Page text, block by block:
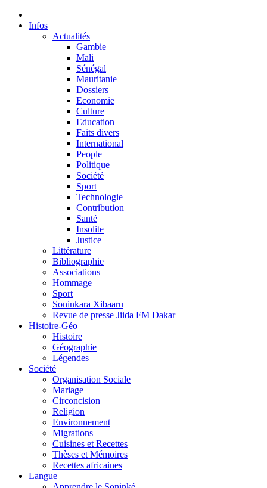
Infos
Actualités
Gambie
Mali
Sénégal
Mauritanie
Dossiers
Economie
Culture
Education
Faits divers
International
People
Politique
Société
Sport
Technologie
Contribution
Santé
Insolite
Justice
Littérature
Bibliographie
Associations
Hommage
Sport
Soninkara Xibaaru
Revue de presse Jiida FM Dakar
Histoire-Géo
Histoire
Géographie
Légendes
Société
Organisation Sociale
Mariage
Circoncision
Religion
Environnement
Migrations
Cuisines et Recettes
Thèses et Mémoires
Recettes africaines
Langue